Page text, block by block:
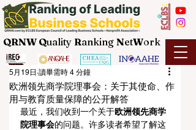
QRNW Quality Ranking NetWork
欧洲领先商学院理事会：关于其使命、作
用与教育质量保障的公开解答
5月19日 讀畢需時 4 分鐘
最近，我们收到一个关于欧洲领先商学
院理事会的问题。许多读者希望了解这